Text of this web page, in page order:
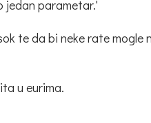
jedan parametar.'
te da bi neke rate mogle
u eurima.